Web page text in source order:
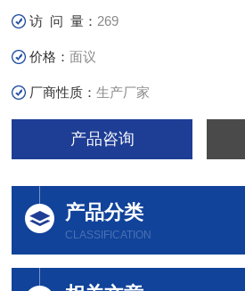
访 问 量： 269
价格：面议
厂商性质：生产厂家
产品咨询
产品分类
CLASSIFICATION